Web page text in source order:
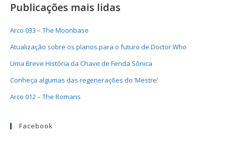
Publicações mais lidas
Arco 033 – The Moonbase
Atualização sobre os planos para o futuro de Doctor Who
Uma Breve História da Chave de Fenda Sônica
Conheça algumas das regenerações do ‘Mestre’
Arco 012 – The Romans
Facebook